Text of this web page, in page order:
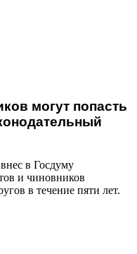
могут попасть
в Госдуму
и чиновников
в течение пяти лет.